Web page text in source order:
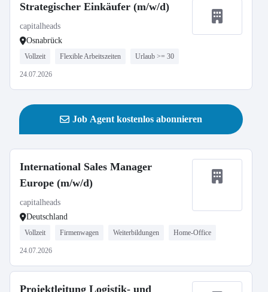
Strategischer Einkäufer (m/w/d)
capitalheads
Osnabrück
Vollzeit Flexible Arbeitszeiten Urlaub >= 30
24.07.2026
Job Agent kostenlos abonnieren
International Sales Manager
Europe (m/w/d)
capitalheads
Deutschland
Vollzeit Firmenwagen Weiterbildungen Home-Office
24.07.2026
Projektleitung Logistik- und